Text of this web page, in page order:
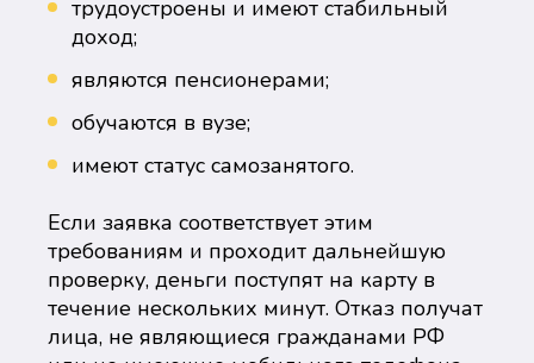
трудоустроены и имеют стабильный
доход;
являются пенсионерами;
обучаются в вузе;
имеют статус самозанятого.
Если заявка соответствует этим
требованиям и проходит дальнейшую
проверку, деньги поступят на карту в
течение нескольких минут. Отказ получат
лица, не являющиеся гражданами РФ